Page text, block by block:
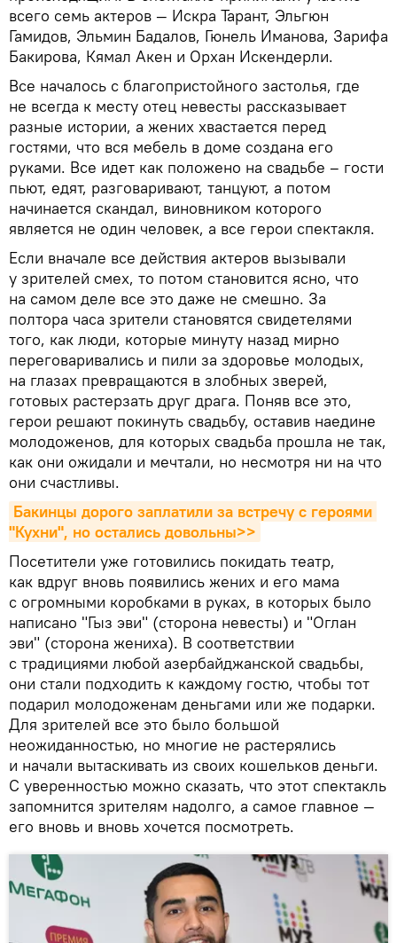
всего семь актеров — Искра Тарант, Эльгюн
Гамидов, Эльмин Бадалов, Гюнель Иманова, Зарифа
Бакирова, Кямал Акен и Орхан Искендерли.
Все началось с благопристойного застолья, где
не всегда к месту отец невесты рассказывает
разные истории, а жених хвастается перед
гостями, что вся мебель в доме создана его
руками. Все идет как положено на свадьбе – гости
пьют, едят, разговаривают, танцуют, а потом
начинается скандал, виновником которого
является не один человек, а все герои спектакля.
Если вначале все действия актеров вызывали
у зрителей смех, то потом становится ясно, что
на самом деле все это даже не смешно. За
полтора часа зрители становятся свидетелями
того, как люди, которые минуту назад мирно
переговаривались и пили за здоровье молодых,
на глазах превращаются в злобных зверей,
готовых растерзать друг драга. Поняв все это,
герои решают покинуть свадьбу, оставив наедине
молодоженов, для которых свадьба прошла не так,
как они ожидали и мечтали, но несмотря ни на что
они счастливы.
Бакинцы дорого заплатили за встречу с героями
"Кухни", но остались довольны>>
Посетители уже готовились покидать театр,
как вдруг вновь появились жених и его мама
с огромными коробками в руках, в которых было
написано "Гыз эви" (сторона невесты) и "Оглан
эви" (сторона жениха). В соответствии
с традициями любой азербайджанской свадьбы,
они стали подходить к каждому гостю, чтобы тот
подарил молодоженам деньгами или же подарки.
Для зрителей все это было большой
неожиданностью, но многие не растерялись
и начали вытаскивать из своих кошельков деньги.
С уверенностью можно сказать, что этот спектакль
запомнится зрителям надолго, а самое главное —
его вновь и вновь хочется посмотреть.